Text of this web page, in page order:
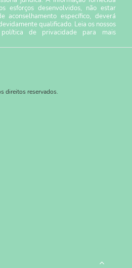
esforços desenvolvidos, não estar
aconselhamento específico, deverá
qualificado. Leia os nossos
política de privacidade para mais
direitos reservados.